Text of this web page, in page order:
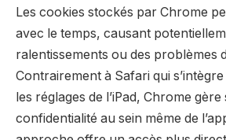
Les cookies stockés par Chrome
avec le temps, causant
ralentissements ou des problèmes
Contrairement à Safari qui
les réglages de l’iPad, Chrome
confidentialité au sein même de